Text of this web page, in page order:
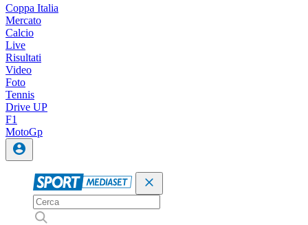
Coppa Italia
Mercato
Calcio
Live
Risultati
Video
Foto
Tennis
Drive UP
F1
MotoGp